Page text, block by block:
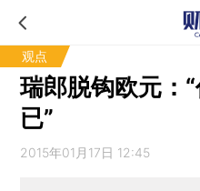
观点
瑞郎脱钩欧元：
已”
2015年01月17日 12:45